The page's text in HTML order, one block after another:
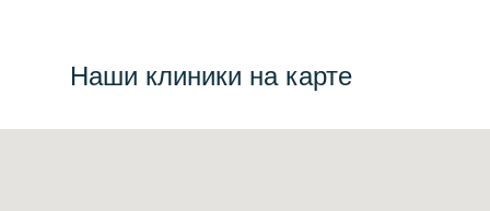
Наши клиники на карте